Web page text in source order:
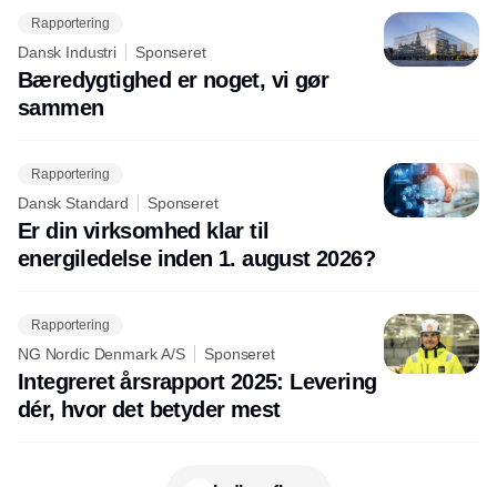
Rapportering
Dansk Industri Sponseret
Bæredygtighed er noget, vi gør
sammen
Rapportering
Dansk Standard Sponseret
Er din virksomhed klar til
energiledelse inden 1. august 2026?
Rapportering
NG Nordic Denmark A/S Sponseret
Integreret årsrapport 2025: Levering
dér, hvor det betyder mest